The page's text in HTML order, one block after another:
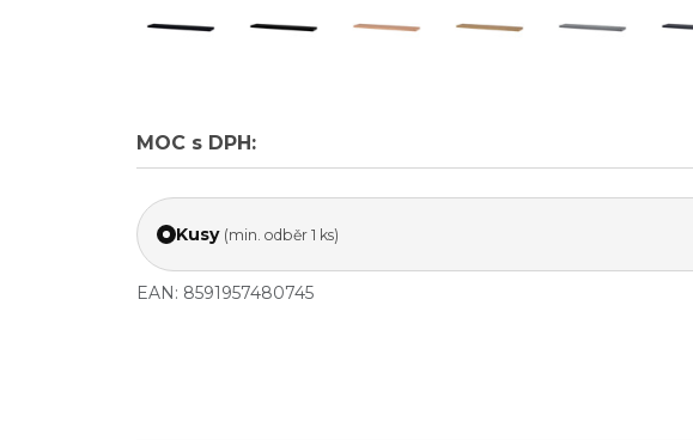
MOC s DPH:
Kusy (min. odběr 1 ks)
EAN: 8591957480745